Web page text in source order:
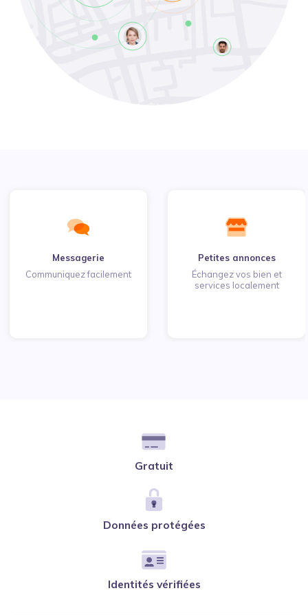
Messagerie
Communiquez facilement
Petites annonces
Échangez vos bien et
services localement
Gratuit
Données protégées
Identités vérifiées